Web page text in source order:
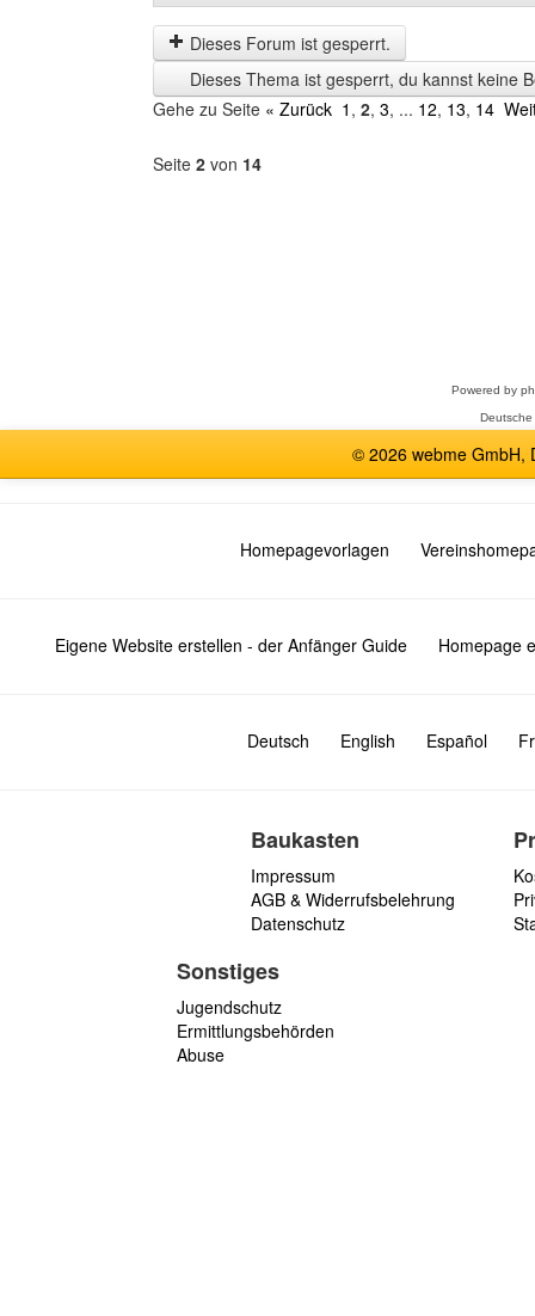
der
letzten
Zeit
anzeigen
by
Dieses Forum ist gesperrt.
Dieses Thema ist gesperrt, du kannst keine
Gehe zu Seite « Zurück 1 , 2, 3, ... 12, 13, 14
Seite 2 von 14
Powered by
© 2026 webme GmbH,
Homepagevorlagen
Eigene Website erstellen - der Anfänger Guide Homepage
Deutsch English Español
Baukasten
Impressum
AGB & Widerrufsbelehrung
Datenschutz
Sonstiges
Jugendschutz
Ermittlungsbehörden
Abuse